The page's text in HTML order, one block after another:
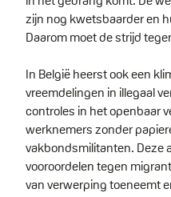
zijn nog kwetsbaarder en
Daarom moet de strijd
In België heerst ook een
vreemdelingen in illegaal
controles in het openbaar
werknemers zonder
vakbondsmilitanten. Deze
vooroordelen tegen
van verwerping toeneemt